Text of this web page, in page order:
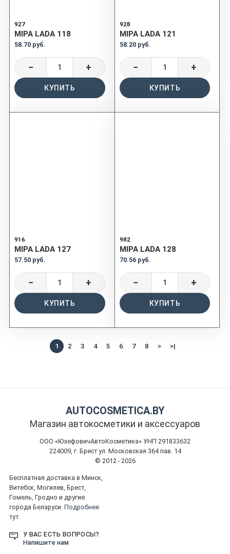
927
MIPA LADA 118
58.70 руб.
− +
КУПИТЬ
928
MIPA LADA 121
58.20 руб.
− +
КУПИТЬ
916
MIPA LADA 127
57.50 руб.
− +
КУПИТЬ
982
MIPA LADA 128
70.56 руб.
− +
КУПИТЬ
1 2 3 4 5 6 7 8 > >|
AUTOCOSMETICA.BY
Магазин автокосметики и аксессуаров
ООО «ЮзефовичАвтоКосметика» УНП 291833632
224009, г. Брест ул. Московская 364 пав. 14
© 2012 - 2026
Бесплатная доставка в Минск,
Витебск, Могилев, Брест,
Гомель, Гродно и другие
города Беларуси. Подробнее
тут.
У ВАС ЕСТЬ ВОПРОСЫ?
Напишите нам